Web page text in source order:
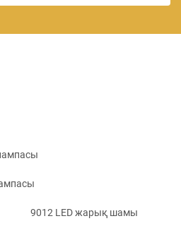
9012 LED жарық шамы